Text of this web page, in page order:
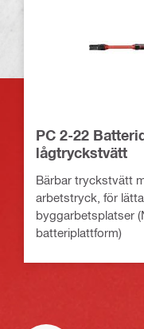
PC 2-22
lågtryckstvätt
Bärbar tryckstvätt
arbetstryck, för
byggarbetsplatser
batteriplattform)